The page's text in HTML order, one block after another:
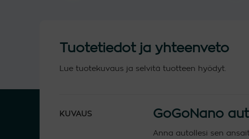
Tuotetiedot ja yhteenveto
Lue tuotekuvaus ja selvitä tuotteen hyödyt.
KUVAUS GoGoNano
Anna autollesi sen